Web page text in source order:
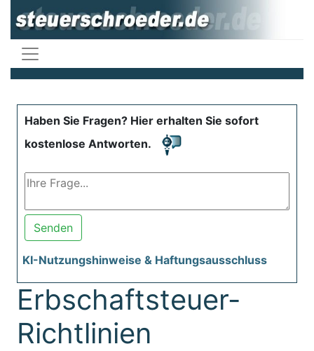
Haben Sie Fragen? Hier erhalten Sie sofort
kostenlose Antworten.
Senden
KI-Nutzungshinweise & Haftungsausschluss
Erbschaftsteuer-
Richtlinien